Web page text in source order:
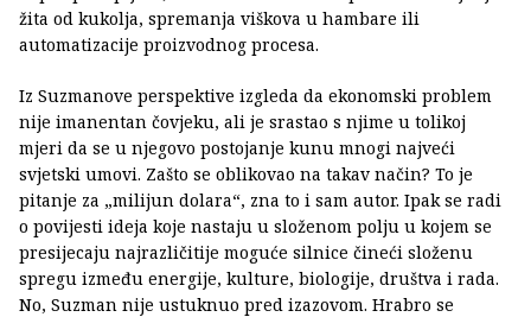
žita od kukolja, spremanja viškova u hambare ili
automatizacije proizvodnog procesa.
Iz Suzmanove perspektive izgleda da ekonomski problem
nije imanentan čovjeku, ali je srastao s njime u tolikoj
mjeri da se u njegovo postojanje kunu mnogi najveći
svjetski umovi. Zašto se oblikovao na takav način? To je
pitanje za „milijun dolara“, zna to i sam autor. Ipak se radi
o povijesti ideja koje nastaju u složenom polju u kojem se
presijecaju najrazličitije moguće silnice čineći složenu
spregu između energije, kulture, biologije, društva i rada.
No, Suzman nije ustuknuo pred izazovom. Hrabro se